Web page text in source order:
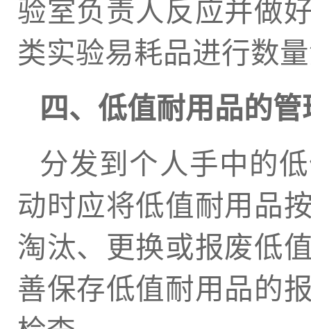
验室负责人反应并做
类实验易耗品进行数
四、低值耐用品的管
分发到个人手中的
动时应将低值耐用品
淘汰、更换或报废低
善保存低值耐用品的